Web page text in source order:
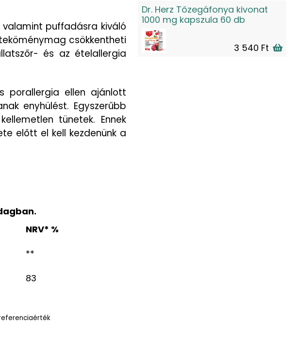
puffadásra kiváló
csökkentheti
és az ételallergia
porallergia ellen ajánlott
enyhülést. Egyszerűbb
tünetek. Ennek
előtt el kell kezdenünk a
NRV* %
**
83
Dr. Herz Tőzegáfonya kivonat
1000 mg kapszula 60 db
3 540 Ft